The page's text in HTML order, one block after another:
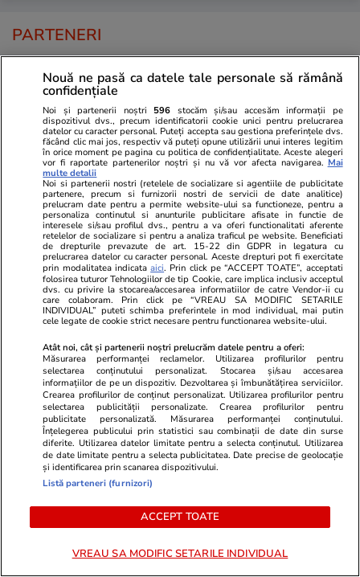
PARTENERI
ZiaruldeIasi.ro
Proiectul imobiliar pregătit lângă
Lidl Moara de Foc este scos la
vânzare. Dezvoltatorul este
asociat în piață cu un alt proiect
de anvergură
Fanatik.ro
Protest
Fotbalistul
Radu
gazon, iar
ULTIMELE ȘTIRI
Știri Externe 23:27
Pompierii italieni luptă cu zeci de incendii de
vegetație în Sicilia. Temperaturile în orașul
italian au ajuns la 45 de grade Celsius
Nouă ne pasă ca datele tale personale să rămână
confidențiale
Noi și partenerii noștri 596 stocăm și/sau accesăm informații pe
dispozitivul dvs., precum identificatorii cookie unici pentru prelucrarea
datelor cu caracter personal. Puteți accepta sau gestiona preferințele dvs.
făcând clic mai jos, respectiv vă puteți opune utilizării unui interes legitim
în orice moment pe pagina cu politica de confidențialitate. Aceste alegeri
vor fi raportate partenerilor noștri și nu vă vor afecta navigarea. Mai
multe detalii
Noi si partenerii nostri (retelele de socializare si agentiile de publicitate
partenere, precum si furnizorii nostri de servicii de date analitice)
prelucram date pentru a permite website-ului sa functioneze, pentru a
personaliza continutul si anunturile publicitare afisate in functie de
interesele si/sau profilul dvs., pentru a va oferi functionalitati aferente
retelelor de socializare si pentru a analiza traficul pe website. Beneficiati
de drepturile prevazute de art. 15-22 din GDPR in legatura cu
prelucrarea datelor cu caracter personal. Aceste drepturi pot fi exercitate
prin modalitatea indicataaici. Prin click pe “ACCEPT TOATE”, acceptati
folosirea tuturor Tehnologiilor de tip Cookie, care implica inclusiv acceptul
dvs. cu privire la stocarea/accesarea informatiilor de catre Vendor-ii cu
care colaboram. Prin click pe “VREAU SA MODIFIC SETARILE
INDIVIDUAL” puteti schimba preferintele in mod individual, mai putin
cele legate de cookie strict necesare pentru functionarea website-ului.
Atât noi, cât și partenerii noștri prelucrăm datele pentru a oferi:
Măsurarea performanței reclamelor. Utilizarea profilurilor pentru
selectarea conținutului personalizat. Stocarea și/sau accesarea
informațiilor de pe un dispozitiv. Dezvoltarea și îmbunătățirea serviciilor.
Crearea profilurilor de conținut personalizat. Utilizarea profilurilor pentru
selectarea publicității personalizate. Crearea profilurilor pentru
publicitate personalizată. Măsurarea performanței conținutului.
Înțelegerea publicului prin statistici sau combinații de date din surse
diferite. Utilizarea datelor limitate pentru a selecta conținutul. Utilizarea
de date limitate pentru a selecta publicitatea. Date precise de geolocație
și identificarea prin scanarea dispozitivului.
Listă parteneri (furnizori)
ACCEPT TOATE
VREAU SA MODIFIC SETARILE INDIVIDUAL